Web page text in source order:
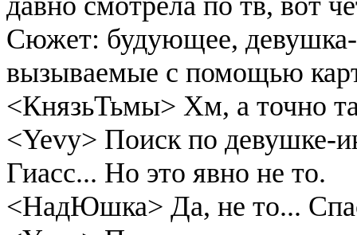
Сюжет: будующее,
вызываемые с помощью
<КнязьТьмы> Хм, а точно
<Yevy> Поиск по девушке-
Гиасс... Но это явно не то.
<НадЮшка> Да, не то...